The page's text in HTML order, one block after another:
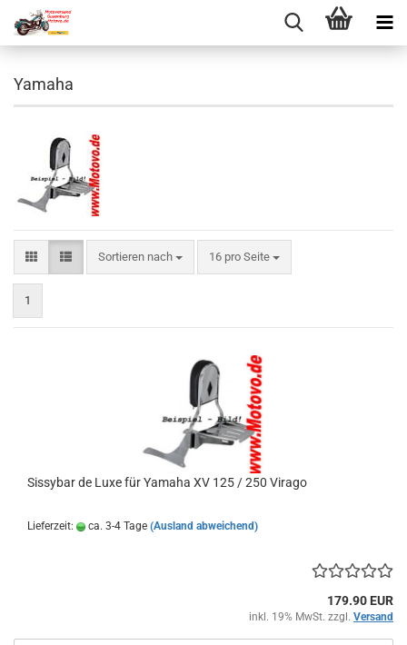
Yamaha
Sortieren nach
Sortieren nach 16 pro Seite
pro Seite
1
Sissybar de Luxe für Yamaha XV 125 / 250 Virago
Lieferzeit: ca. 3-4 Tage (Ausland abweichend)
179.90 EUR
inkl. 19% MwSt. zzgl. Versand